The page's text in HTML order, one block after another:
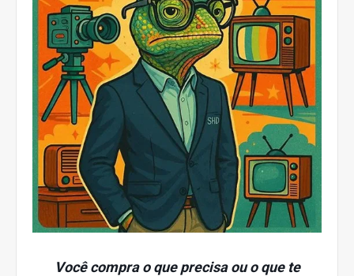
Você compra o que precisa ou o que te